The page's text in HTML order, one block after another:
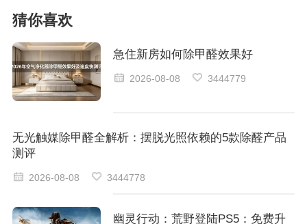
猜你喜欢
急住新房如何除甲醛效果好
2026-08-08 3444779
无光触媒除甲醛全解析：摆脱光照依赖的5款除醛产品
测评
2026-08-08 3444778
幽灵行动：荒野登陆PS5：免费升